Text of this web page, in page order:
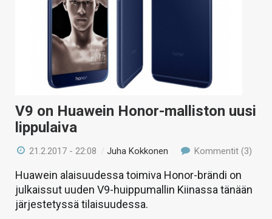
V9 on Huawein Honor-malliston uusi
lippulaiva
21.2.2017 - 22:08 /Juha Kokkonen Kommentit (3)
Huawein alaisuudessa toimiva Honor-brändi on
julkaissut uuden V9-huippumallin Kiinassa tänään
järjestetyssä tilaisuudessa.